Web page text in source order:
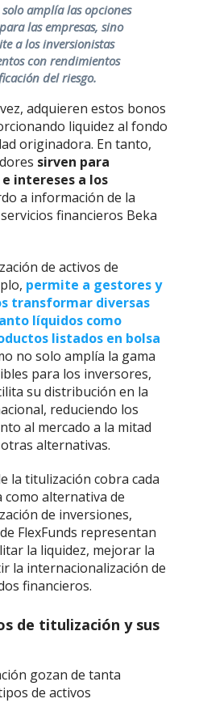
amplía las opciones
las empresas, sino
a los inversionistas
con rendimientos
del riesgo.
adquieren estos bonos
liquidez al fondo
originadora. En tanto,
sirven para
intereses a los
a información de la
financieros Beka
de activos de
permite a gestores y
transformar diversas
líquidos como
listados en bolsa
no solo amplía la gama
para los inversores,
su distribución en la
reduciendo los
al mercado a la mitad
alternativas.
la titulización cobra cada
como alternativa de
de inversiones,
FlexFunds representan
la liquidez, mejorar la
la internacionalización de
financieros.
de titulización y sus
gozan de tanta
de activos